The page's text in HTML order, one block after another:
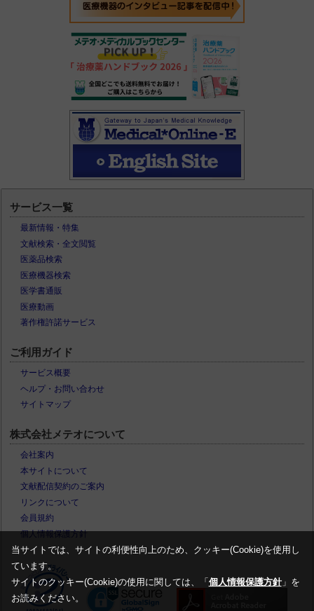
サービス一覧
最新情報・特集
文献検索・全文閲覧
医薬品検索
医療機器検索
医学書通販
医療動画
著作権許諾サービス
ご利用ガイド
サービス概要
ヘルプ・お問い合わせ
サイトマップ
株式会社メテオについて
会社案内
本サイトについて
文献配信契約のご案内
リンクについて
会員規約
個人情報保護方針
当サイトでは、サイトの利便性向上のため、クッキー(Cookie)を使用し
ています。
サイトのクッキー(Cookie)の使用に関しては、「 個人情報保護方針」を
お読みください。